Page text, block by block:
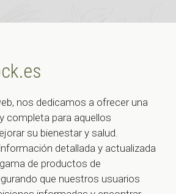
nos dedicamos a ofrecer una
completa para aquellos
su bienestar y salud.
detallada y actualizada
de productos de
que nuestros usuarios